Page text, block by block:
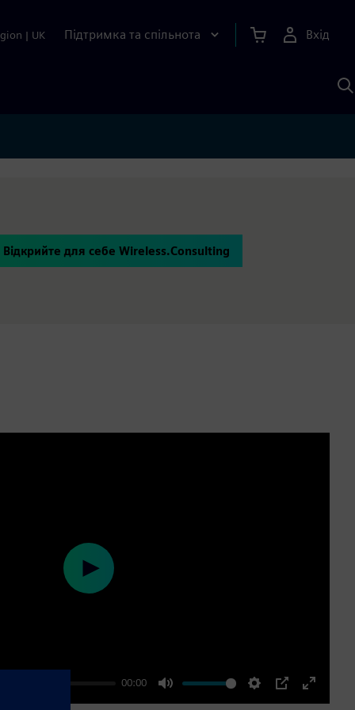
| UK Підтримка та спільнота Вхід
Відкрийте для себе Wireless.Consulting
00:00
Mute Settings
PIP
Enter
Play